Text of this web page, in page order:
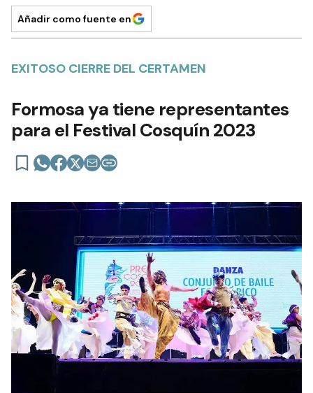
Añadir como fuente en
EXITOSO CIERRE DEL CERTAMEN
Formosa ya tiene representantes
para el Festival Cosquín 2023